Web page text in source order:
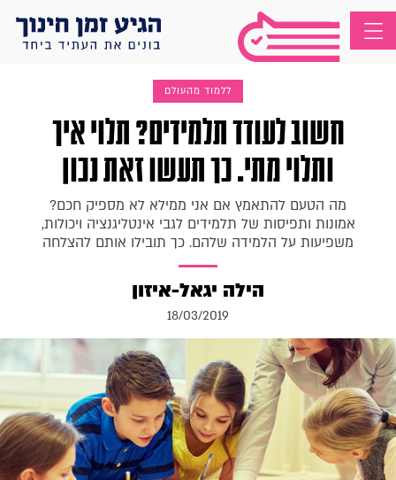
ללמוד מהעולם
חשוב לעודד תלמידים? תלוי איך
ותלוי מתי. כך תעשו זאת נכון
מה הטעם להתאמץ אם אני ממילא לא מספיק חכם?
אמונות ותפיסות של תלמידים לגבי אינטליגנציה ויכולות,
משפיעות על הלמידה שלהם. כך תובילו אותם להצלחה
הילה יגאל-איזון
18/03/2019